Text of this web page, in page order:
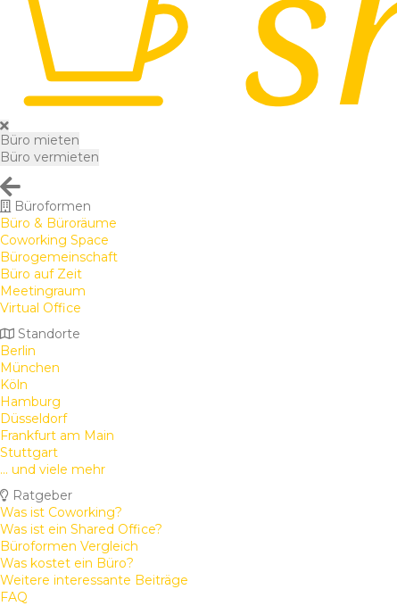
Büro mieten
Büro vermieten
Büroformen
Büro & Büroräume
Coworking Space
Bürogemeinschaft
Büro auf Zeit
Meetingraum
Virtual Office
Standorte
Berlin
München
Köln
Hamburg
Düsseldorf
Frankfurt am Main
Stuttgart
... und viele mehr
Ratgeber
Was ist Coworking?
Was ist ein Shared Office?
Büroformen Vergleich
Was kostet ein Büro?
Weitere interessante Beiträge
FAQ